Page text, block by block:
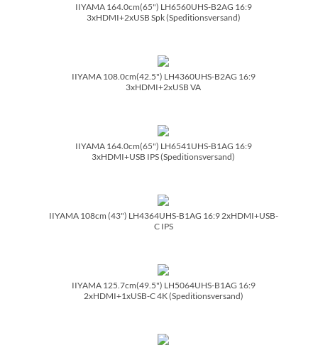
IIYAMA 164.0cm(65") LH6560UHS-B2AG 16:9
3xHDMI+2xUSB Spk (Speditionsversand)
IIYAMA 108.0cm(42.5") LH4360UHS-B2AG 16:9
3xHDMI+2xUSB VA
IIYAMA 164.0cm(65") LH6541UHS-B1AG 16:9
3xHDMI+USB IPS (Speditionsversand)
IIYAMA 108cm (43") LH4364UHS-B1AG 16:9 2xHDMI+USB-
C IPS
IIYAMA 125.7cm(49.5") LH5064UHS-B1AG 16:9
2xHDMI+1xUSB-C 4K (Speditionsversand)